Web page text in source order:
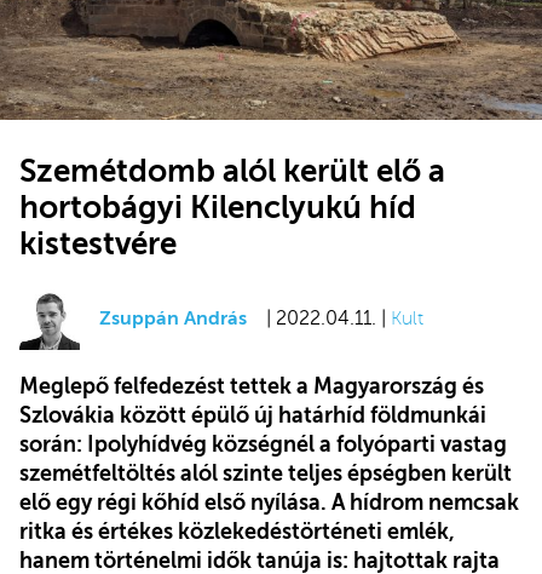
Szemétdomb alól került elő a
hortobágyi Kilenclyukú híd
kistestvére
Zsuppán András | 2022.04.11. | Kult
Meglepő felfedezést tettek a Magyarország és
Szlovákia között épülő új határhíd földmunkái
során: Ipolyhídvég községnél a folyóparti vastag
szemétfeltöltés alól szinte teljes épségben került
elő egy régi kőhíd első nyílása. A hídrom nemcsak
ritka és értékes közlekedéstörténeti emlék,
hanem történelmi idők tanúja is: hajtottak rajta